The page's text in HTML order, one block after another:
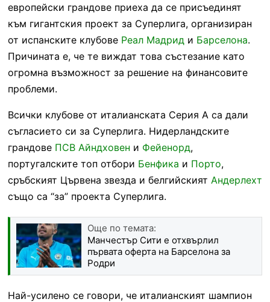
европейски грандове приеха да се присъединят
към гигантския проект за Суперлига, организиран
от испанските клубове Реал Мадриди Барселона.
Причината е, че те виждат това състезание като
огромна възможност за решение на финансовите
проблеми.
Всички клубове от италианската Серия А са дали
съгласието си за Суперлига. Нидерландските
грандове ПСВ Айндховен и Фейенорд,
португалските топ отбори Бенфика и Порто,
сръбският Цървена звезда и белгийският Андерлехт
също са “за” проекта Суперлига.
Още по темата:
Манчестър Сити е отхвърлил
първата оферта на Барселона за
Родри
Най-усилено се говори, че италианският шампион